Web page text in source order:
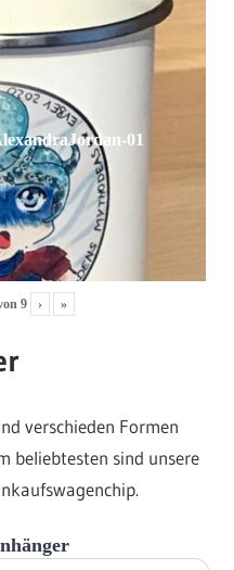
01
9 › »
verschieden Formen
beliebtesten sind unsere